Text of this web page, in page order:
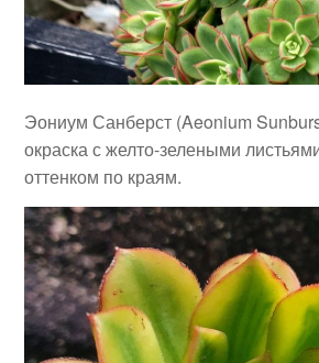
Эониум Санберст (Aeonium
окраска с желто-зелеными
оттенком по краям.